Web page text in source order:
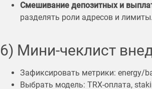
Смешивание депозитных и
разделять роли адресов и лимиты.
6) Мини-чеклист
Зафиксировать метрики: energy/
Выбрать модель: TRX-оплата,